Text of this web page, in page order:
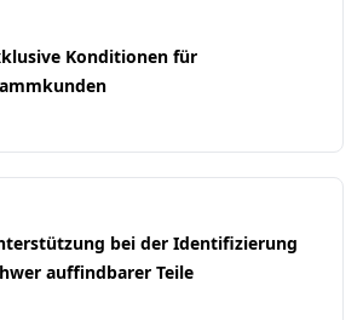
Konditionen für
bei der Identifizierung
auffindbarer Teile